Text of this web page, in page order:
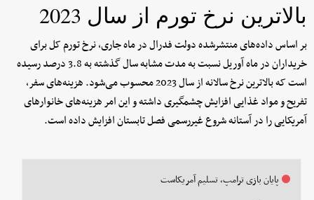
بالاترین نرخ تورم از سال 2023
بر اساس داده‌های منتشرشده دولت فدرال در ماه جاری، نرخ تورم کل برای
خریداران در ماه آوریل نسبت به مدت مشابه سال گذشته به 3.8 درصد رسیده
است که بالاترین نرخ سالانه از سال 2023 محسوب می‌شود. هزینه‌های سفر،
تفریح و مواد غذایی افزایش چشمگیری داشته و این امر هزینه‌های خانوارهای
آمریکایی را در آستانه شروع غیررسمی فصل تابستان افزایش داده است.
پایان بازی ترامپ، تسلیم آمریکاست